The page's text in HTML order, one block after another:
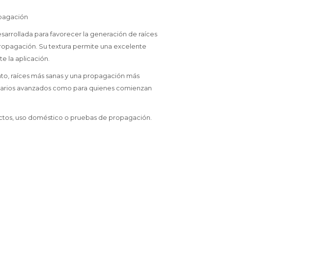
para favorecer la generación de raíces
Su textura permite una excelente
la aplicación.
raíces más sanas y una propagación más
avanzados como para quienes comienzan
uso doméstico o pruebas de propagación.